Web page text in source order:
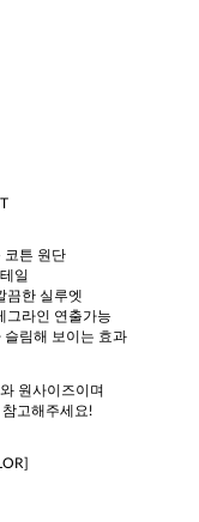
코튼 원단
일
끔한 실루엣
그라인 연출가능
슬림해 보이는 효과
원사이즈이며
고해주세요!